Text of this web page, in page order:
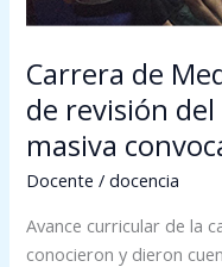
Carrera de
de revisión
masiva
Docente /docencia
Avance curricular de la
conocieron y dieron
de
egreso
con
masiva
convocatoria
de